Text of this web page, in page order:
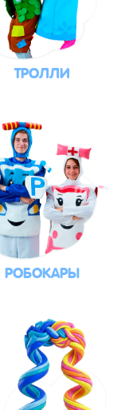
ТРОЛЛИ
РОБОКАРЫ